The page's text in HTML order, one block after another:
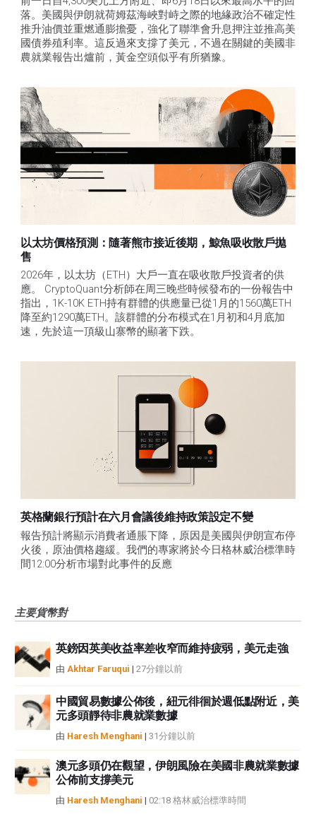
落。美國與伊朗就荷姆茲海峽對峙之際的地緣政治不確定性
推升油價並重燃通膨擔憂，強化了聯準會升息押注並推高美
國債券殖利率。這反過來支撐了美元，不過在關鍵的美國非
農就業報告出爐前，黃金空頭似乎有所猶豫。
以太坊價格預測：隨著熊市接近後期，鯨魚吸收散戶拋
售​
2026年，以太坊（ETH）大戶一直在吸收散戶投資者的供
應。 CryptoQuant分析師在周三晚些時候發布的一份報告中
指出，1K-10K ETH持有群體的供應量已從1月的1560萬ETH
降至約1290萬ETH。該群體的分布模式在1月初和4月底加
速，先於這一頂級山寨幣的顯著下跌。
英格蘭銀行預計在六月會議後維持政策設定不變
報告預計將顯示消費者通脹下降，原因是美國與伊朗宣布停
火後，原油價格趨緩。我們的專家將於今日格林威治標準時
間12:00分析市場對此事件的反應
主要貨幣對
英鎊因英美收益率差收窄而維持疲弱，美元走強
由 Akhtar Faruqui | 27分鐘以前
中國貿易數據公佈後，紐元徘徊於週低點附近，美
元多頭靜待非農就業數據
由 Haresh Menghani | 31分鐘以前
澳元多頭仍在觀望，伊朗風險在美國非農就業數據
公佈前支撐美元
由 Haresh Menghani | 02:18 格林威治標準時間